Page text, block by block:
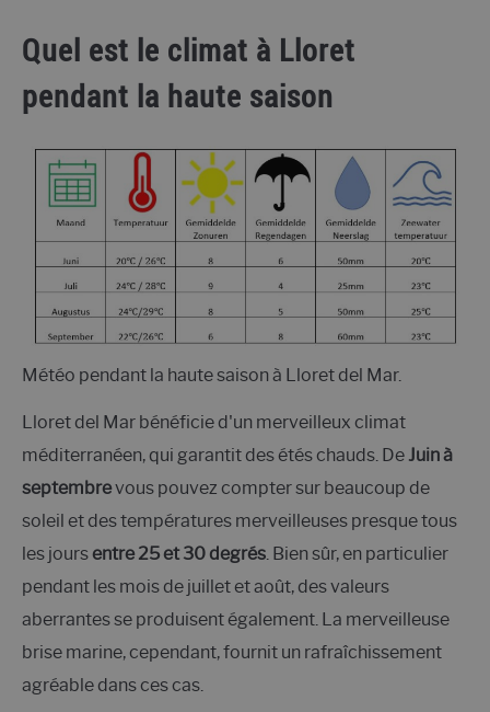
Quel est le climat à Lloret
pendant la haute saison
Météo pendant la haute saison à Lloret del Mar.
Lloret del Mar bénéficie d'un merveilleux climat
méditerranéen, qui garantit des étés chauds. De Juin à
septembrevous pouvez compter sur beaucoup de
soleil et des températures merveilleuses presque tous
les joursentre 25 et 30 degrés. Bien sûr, en particulier
pendant les mois de juillet et août, des valeurs
aberrantes se produisent également. La merveilleuse
brise marine, cependant, fournit un rafraîchissement
agréable dans ces cas.